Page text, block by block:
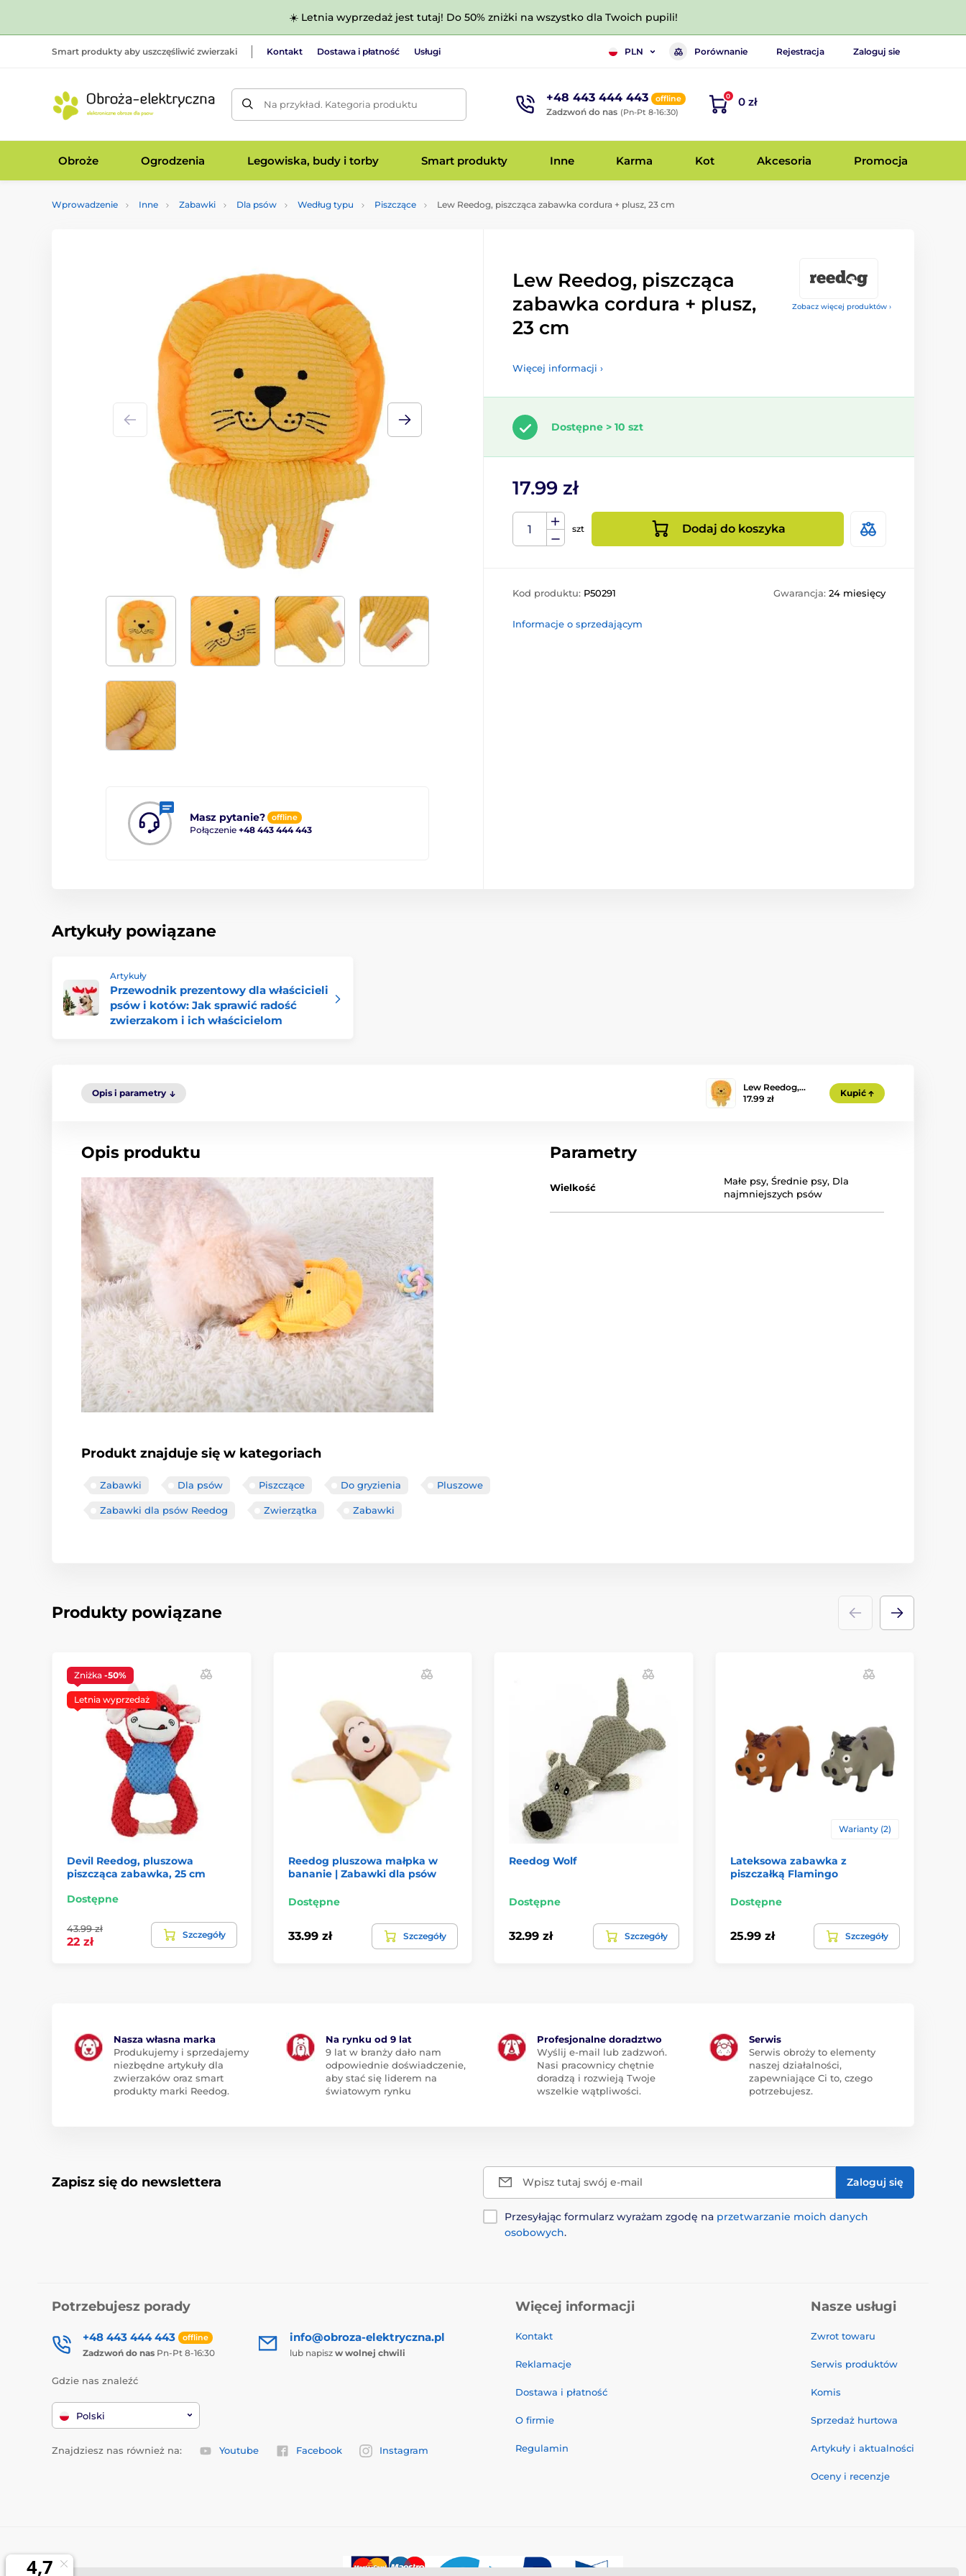
☀️ Letnia wyprzedaż jest tutaj! Do 50% zniżki na wszystko dla Twoich pupili!
Smart produkty aby uszczęśliwić zwierzaki Kontakt Dostawa i płatność Usługi PLN Porównanie Rejestracja Zaloguj sie
Na przykład. Kategoria produktu +48 443 444 443 offline
Zadzwoń do nas (Pn-Pt 8-16:30)
0 0 zł
Obroże Ogrodzenia Legowiska, budy i torby Smart produkty Inne Karma Kot Akcesoria Promocja
Wprowadzenie Inne Zabawki Dla psów Według typu Piszczące Lew Reedog, piszcząca zabawka cordura + plusz, 23 cm
Zobacz więcej produktów ›
Masz pytanie? offline
Połączenie +48 443 444 443
Lew Reedog, piszcząca
zabawka cordura + plusz,
23 cm
Więcej informacji ›
Dostępne > 10 szt
17.99 zł
szt Dodaj do koszyka
Kod produktu: P50291 Gwarancja: 24 miesięcy
Informacje o sprzedającym
Artykuły powiązane
Artykuły
Przewodnik prezentowy dla właścicieli
psów i kotów: Jak sprawić radość
zwierzakom i ich właścicielom
Opis i parametry
Lew Reedog,…
17.99 zł
Kupić
Opis produktu
Produkt znajduje się w kategoriach
Zabawki Dla psów Piszczące Do gryzienia Pluszowe
Zabawki dla psów Reedog Zwierzątka Zabawki
Parametry
Wielkość
Małe psy,Średnie psy, Dla
najmniejszych psów
Produkty powiązane
Zniżka -50%
Letnia wyprzedaż
Devil Reedog, pluszowa
piszcząca zabawka, 25 cm
Dostępne
43.99 zł
22 zł
Szczegóły
Reedog pluszowa małpka w
bananie | Zabawki dla psów
Dostępne
33.99 zł Szczegóły
Reedog Wolf
Dostępne
32.99 zł Szczegóły
Warianty (2)
Lateksowa zabawka z
piszczałką Flamingo
Dostępne
25.99 zł Szczegóły
Nasza własna marka
Produkujemy i sprzedajemy
niezbędne artykuły dla
zwierzaków oraz smart
produkty marki Reedog.
Na rynku od 9 lat
9 lat w branży dało nam
odpowiednie doświadczenie,
aby stać się liderem na
światowym rynku
Profesjonalne doradztwo
Wyślij e-mail lub zadzwoń.
Nasi pracownicy chętnie
doradzą i rozwieją Twoje
wszelkie wątpliwości.
Serwis
Serwis obroży to elementy
naszej działalności,
zapewniające Ci to, czego
potrzebujesz.
Zapisz się do newslettera Wpisz tutaj swój e-mail Zaloguj się
Przesyłając formularz wyrażam zgodę na przetwarzanie moich danych
osobowych.
Potrzebujesz porady
+48 443 444 443 offline
Zadzwoń do nas Pn-Pt 8-16:30
info@obroza-elektryczna.pl
lub napisz w wolnej chwili
Gdzie nas znaleźć
Polski
Znajdziesz nas również na: Youtube Facebook Instagram
Więcej informacji
Kontakt
Reklamacje
Dostawa i płatność
O firmie
Regulamin
Nasze usługi
Zwrot towaru
Serwis produktów
Komis
Sprzedaż hurtowa
Artykuły i aktualności
Oceny i recenzje